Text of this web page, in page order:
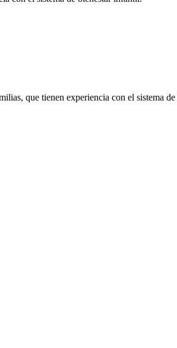
que tienen experiencia con el sistema